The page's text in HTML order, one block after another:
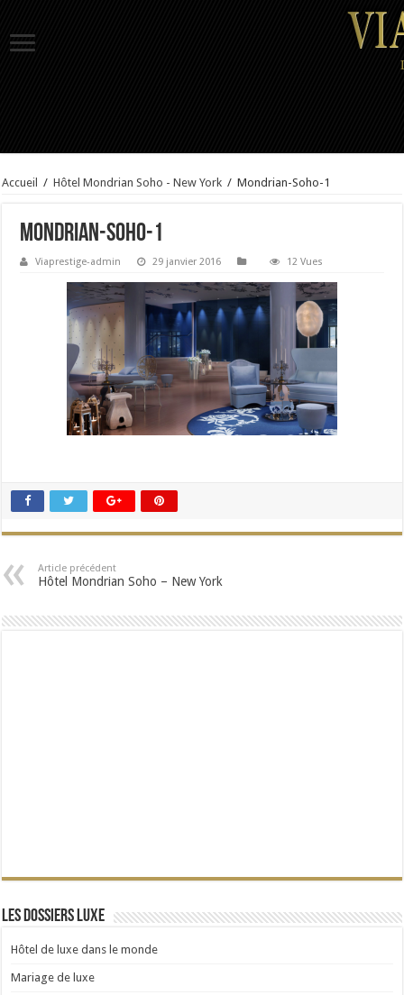
Accueil / Hôtel Mondrian Soho - New York / Mondrian-Soho-1
Mondrian-Soho-1
Viaprestige-admin 29 janvier 2016 12 Vues
Article précédent
Hôtel Mondrian Soho – New York
Les dossiers Luxe
Hôtel de luxe dans le monde
Mariage de luxe